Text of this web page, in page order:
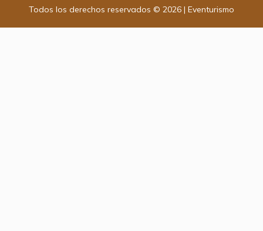
Todos los derechos reservados © 2026 | Eventurismo